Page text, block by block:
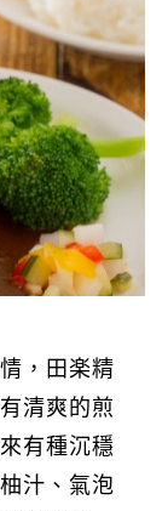
，田楽精
清爽的煎
有種沉穩
汁、氣泡